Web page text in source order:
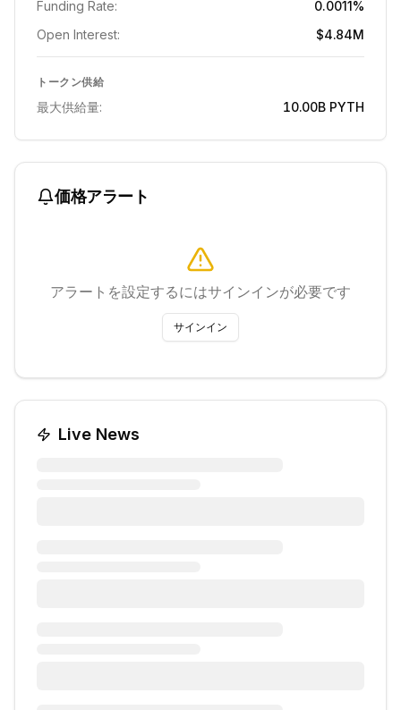
Funding Rate:
0.0011%
Open Interest:
$4.84M
トークン供給
最大供給量: 10.00B PYTH
価格アラート
アラートを設定するにはサインインが必要です
サインイン
Live News